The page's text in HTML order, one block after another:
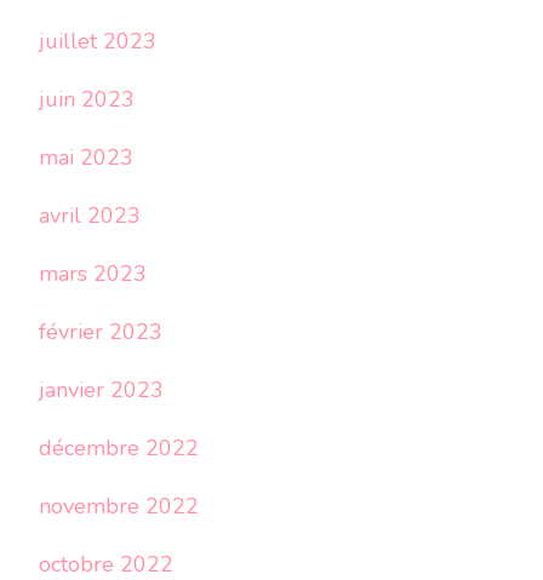
juillet 2023
juin 2023
mai 2023
avril 2023
mars 2023
février 2023
janvier 2023
décembre 2022
novembre 2022
octobre 2022